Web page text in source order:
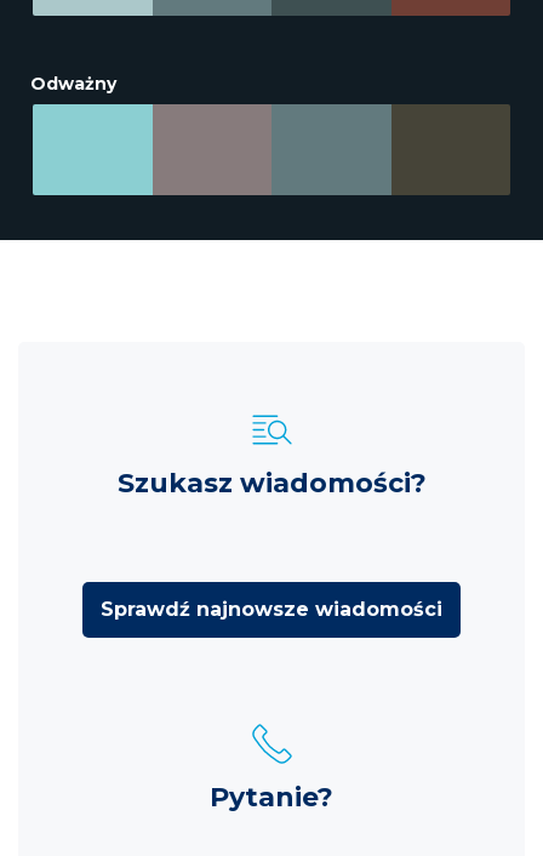
Odważny
Szukasz wiadomości?
Sprawdź najnowsze wiadomości
Pytanie?